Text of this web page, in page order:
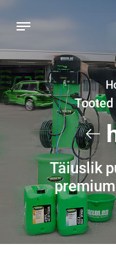
Tooted
Täiuslik